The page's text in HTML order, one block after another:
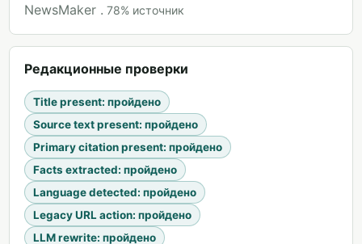
NewsMaker . 78% источник
Редакционные проверки
Title present: пройдено
Source text present: пройдено
Primary citation present: пройдено
Facts extracted: пройдено
Language detected: пройдено
Legacy URL action: пройдено
LLM rewrite: пройдено